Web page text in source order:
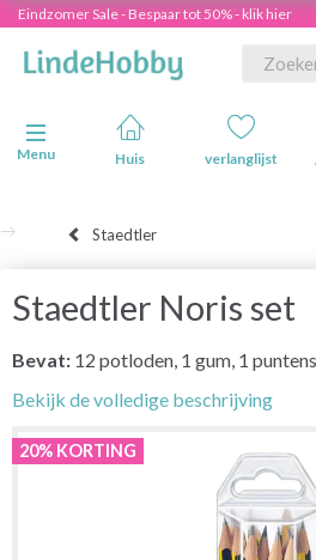
Eindzomer Sale - Bespaar tot 50% - klik hier
Navigatie in-/uitschakelen
Menu
Huis verlanglijst
Staedtler
Staedtler Noris set
Bevat: 12 potloden, 1 gum, 1
Bekijk de volledige beschrijving
20% KORTING